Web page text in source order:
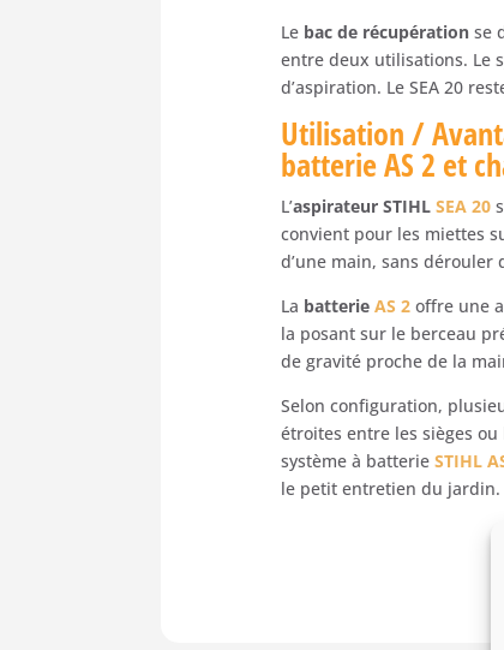
Le bac de récupération se
entre deux utilisations. Le
d’aspiration. Le SEA 20
Utilisation /
batterie AS 2 et
L’aspirateur STIHLSEA 20
convient pour les miettes
d’une main, sans
La batterieAS 2 offre une
la posant sur le berceau
de gravité proche de la
Selon configuration,
étroites entre les sièges
système à batterieSTIHL
le petit entretien du jardin.